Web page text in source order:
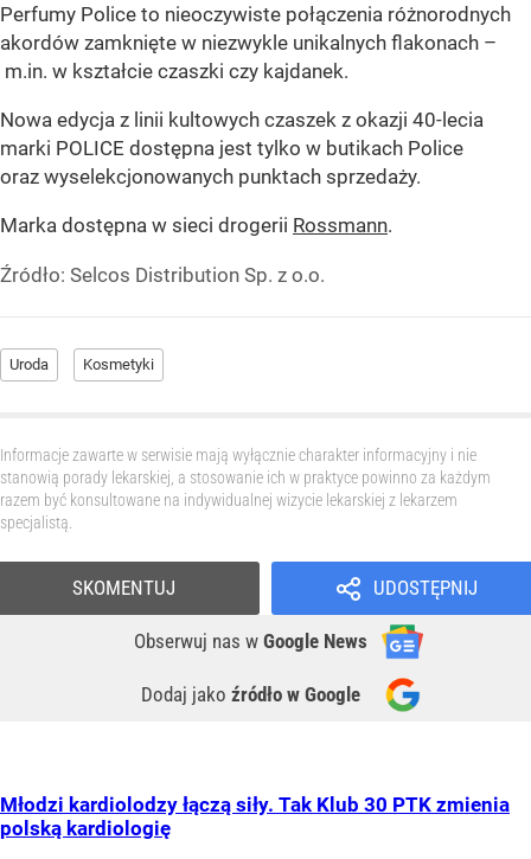
Perfumy Police to nieoczywiste połączenia różnorodnych
akordów zamknięte w niezwykle unikalnych flakonach –
m.in. w kształcie czaszki czy kajdanek.
Nowa edycja z linii kultowych czaszek z okazji 40-lecia
marki POLICE dostępna jest tylko w butikach Police
oraz wyselekcjonowanych punktach sprzedaży.
Marka dostępna w sieci drogerii Rossmann.
Źródło: Selcos Distribution Sp. z o.o.
Uroda Kosmetyki
Informacje zawarte w serwisie mają wyłącznie charakter informacyjny i nie
stanowią porady lekarskiej, a stosowanie ich w praktyce powinno za każdym
razem być konsultowane na indywidualnej wizycie lekarskiej z lekarzem
specjalistą.
UDOSTĘPNIJ
Obserwuj nas w Google News
Dodaj jako źródło w Google
SKOMENTUJ
Młodzi kardiolodzy łączą siły. Tak Klub 30 PTK zmienia
polską kardiologię